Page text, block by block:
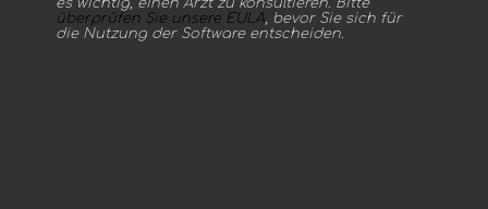
es wichtig, einen Arzt zu konsultieren. Bitte
überprüfen Sie unsere EULA, bevor Sie sich für
die Nutzung der Software entscheiden.